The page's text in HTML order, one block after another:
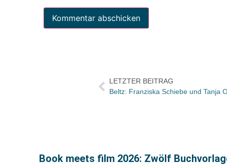
LETZTER BEITRAG
Book meets film 2026: Zwölf